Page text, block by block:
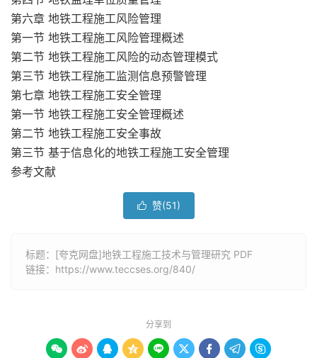
第六章 地铁工程施工风险管理
第一节 地铁工程施工风险管理概述
第二节 地铁工程施工风险的动态管理模式
第三节 地铁工程施工监测信息预警管理
第七章 地铁工程施工安全管理
第一节 地铁工程施工安全管理概述
第二节 地铁工程施工安全事故
第三节 基于信息化的地铁工程施工安全管理
参考文献
 赞(51)
标题：[夸克网盘]地铁工程施工技术与管理研究 PDF
链接： https://www.teccses.org/840/
分享到
        